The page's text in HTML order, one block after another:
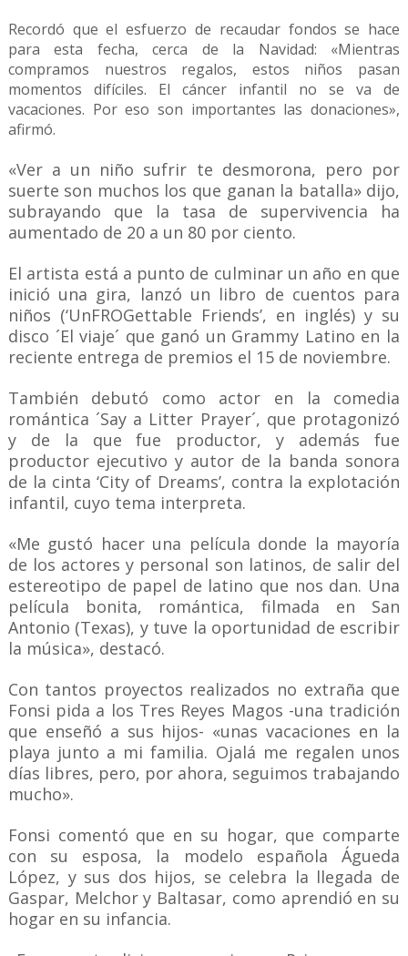
Recordó que el esfuerzo de recaudar fondos se hace
para esta fecha, cerca de la Navidad: «Mientras
compramos nuestros regalos, estos niños pasan
momentos difíciles. El cáncer infantil no se va de
vacaciones. Por eso son importantes las donaciones»,
afirmó.
«Ver a un niño sufrir te desmorona, pero por
suerte son muchos los que ganan la batalla» dijo,
subrayando que la tasa de supervivencia ha
aumentado de 20 a un 80 por ciento.
El artista está a punto de culminar un año en que
inició una gira, lanzó un libro de cuentos para
niños (‘UnFROGettable Friends’, en inglés) y su
disco ´El viaje´ que ganó un Grammy Latino en la
reciente entrega de premios el 15 de noviembre.
También debutó como actor en la comedia
romántica ´Say a Litter Prayer´, que protagonizó
y de la que fue productor, y además fue
productor ejecutivo y autor de la banda sonora
de la cinta ‘City of Dreams’, contra la explotación
infantil, cuyo tema interpreta.
«Me gustó hacer una película donde la mayoría
de los actores y personal son latinos, de salir del
estereotipo de papel de latino que nos dan. Una
película bonita, romántica, filmada en San
Antonio (Texas), y tuve la oportunidad de escribir
la música», destacó.
Con tantos proyectos realizados no extraña que
Fonsi pida a los Tres Reyes Magos -una tradición
que enseñó a sus hijos- «unas vacaciones en la
playa junto a mi familia. Ojalá me regalen unos
días libres, pero, por ahora, seguimos trabajando
mucho».
Fonsi comentó que en su hogar, que comparte
con su esposa, la modelo española Águeda
López, y sus dos hijos, se celebra la llegada de
Gaspar, Melchor y Baltasar, como aprendió en su
hogar en su infancia.